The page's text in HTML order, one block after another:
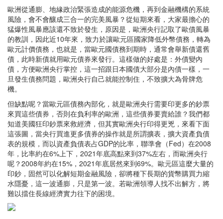
歐洲從通膨、地緣政治緊張造成的能源危機，再到金融機構的系統
風險，會不會釀成三合一的完美風暴？從短期來看，大家最擔心的
猛爆性風暴應該還不致於發生，原因是，歐洲央行記取了歐債風暴
的教訓，因此近10年來，致力於讓歐元區國家降低外幣債務，轉為
歐元計價債務，也就是，當歐元國債務到期時，通常會舉新債還舊
債，此時新債就用歐元債券來發行。這樣做的好處是：外債變內
債，方便歐洲央行掌控，這一招跟日本國債大部分是內債一樣，一
旦發生債務問題，歐洲央行自己就能控制住，不致擴大為骨牌危
機。
但缺點呢？當歐元區債務內部化，就是歐洲央行需要印更多的鈔票
來買這些債券，否則在負利率的歐洲，這些債券要賣給誰？我們都
知道美國狂印鈔票來救經濟，但其實歐洲央行印得更兇，來看下面
這張圖，當央行買進更多債券的操作就是所謂擴表，擴大資產負債
表的規模，而以資產負債表占GDP的比率，聯準會（Fed）在2008
年，比率約在6%上下，2021年底高點來到37%左右，而歐洲央行
呢？2008年約在15%，2021年底居然來到69%。歐元區這麼大量的
印鈔，固然可以化解短期金融風險，卻將種下長期的貨幣購買力縮
水隱憂，這一波通膨，只是第一波。若歐洲領導人找不出解方，將
難以擋住長線經濟實力往下的困境。